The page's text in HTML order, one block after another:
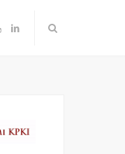
Y
T
L
k